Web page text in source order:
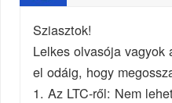
Sziasztok!
Lelkes olvasója
el odáig, hogy
1. Az LTC-ről: Nem